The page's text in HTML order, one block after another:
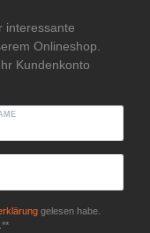
interessante
Onlineshop.
Kundenkonto
gelesen habe.